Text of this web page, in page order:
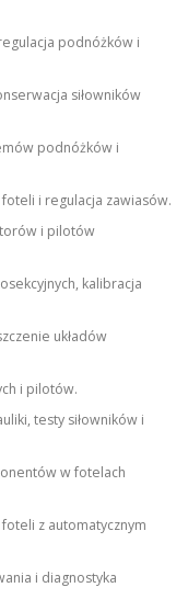
podnóżków i
siłowników
podnóżków i
i regulacja zawiasów.
i pilotów
kalibracja
układów
i pilotów.
testy siłowników i
w fotelach
z automatycznym
i diagnostyka